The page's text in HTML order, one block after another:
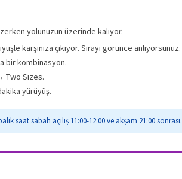
yolunuzun üzerinde kalıyor.
karşınıza çıkıyor. Sırayı görünce anlıyorsunuz.
bir kombinasyon.
Two Sizes.
yürüyüş.
saat sabah açılış 11:00-12:00 ve akşam 21:00 sonrası.